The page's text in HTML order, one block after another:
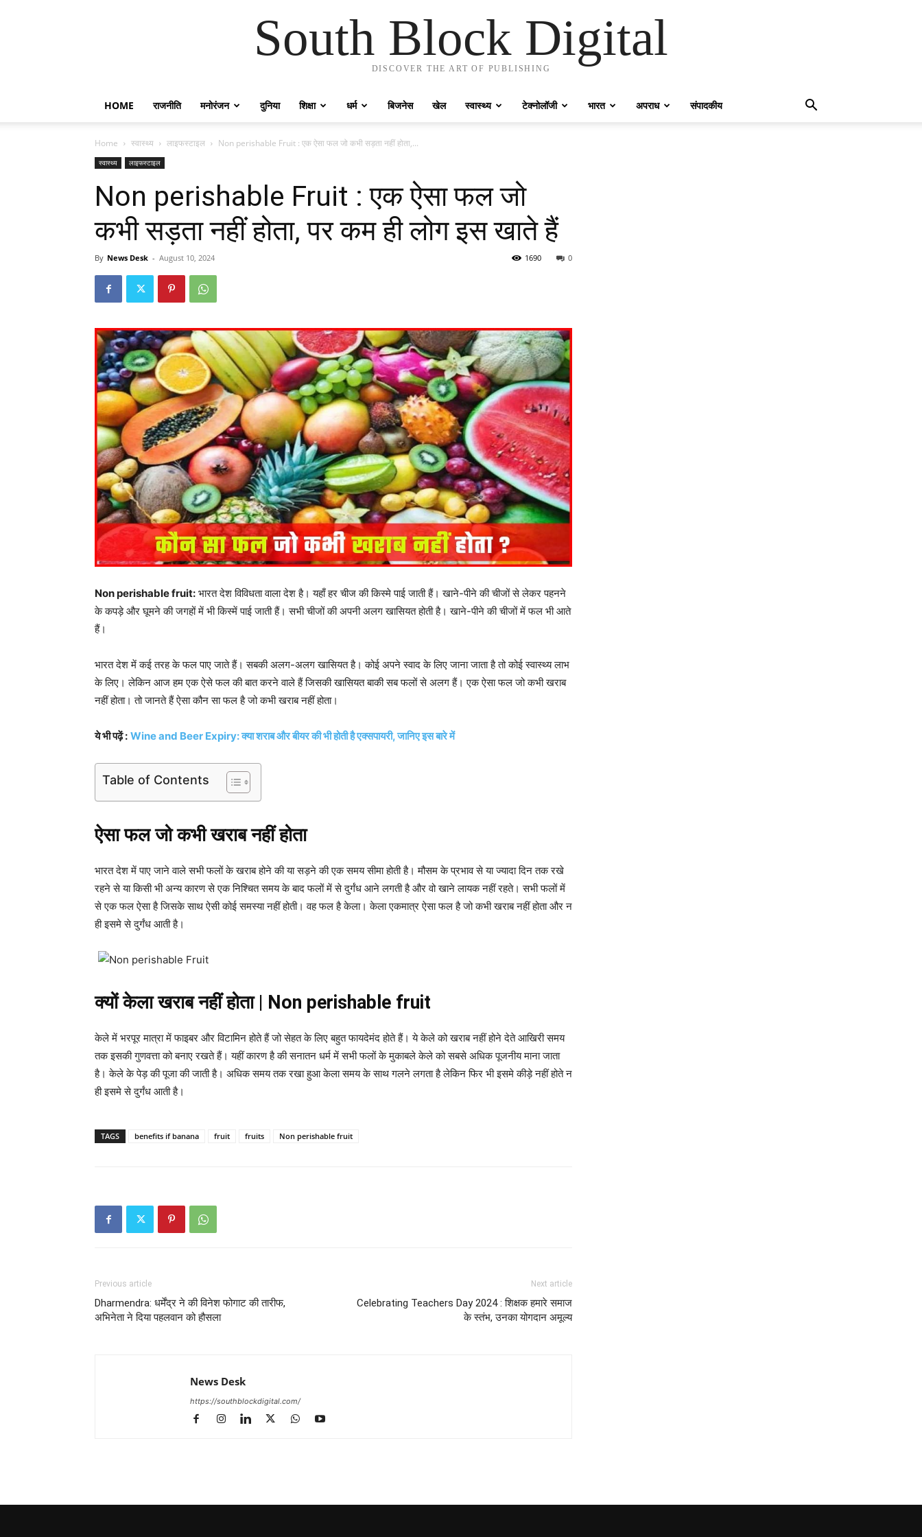
South Block Digital
DISCOVER THE ART OF PUBLISHING
HOME राजनीति मनोरंजन दुनिया शिक्षा धर्म बिजनेस खेल स्वास्थ्य टेक्नोलॉजी भारत अपराध संपादकीय
Home स्वास्थ्य लाइफस्टाइल Non perishable Fruit : एक ऐसा फल जो कभी सड़ता नहीं होता,...
स्वास्थ्य लाइफस्टाइल
Non perishable Fruit : एक ऐसा फल जो
कभी सड़ता नहीं होता, पर कम ही लोग इस खाते हैं
By News Desk - August 10, 2024 0
1690
Non perishable fruit: भारत देश विविधता वाला देश है। यहाँ हर चीज की किस्मे पाई जाती हैं। खाने-पीने की चीजों से लेकर पहनने
के कपड़े और घूमने की जगहों में भी किस्में पाई जाती हैं। सभी चीजों की अपनी अलग खासियत होती है। खाने-पीने की चीजों में फल भी आते
हैं।
भारत देश में कई तरह के फल पाए जाते हैं। सबकी अलग-अलग खासियत है। कोई अपने स्वाद के लिए जाना जाता है तो कोई स्वास्थ्य लाभ
के लिए। लेकिन आज हम एक ऐसे फल की बात करने वाले हैं जिसकी खासियत बाकी सब फलों से अलग हैं। एक ऐसा फल जो कभी खराब
नहीं होता। तो जानते हैं ऐसा कौन सा फल है जो कभी खराब नहीं होता।
ये भी पढ़ें : Wine and Beer Expiry: क्या शराब और बीयर की भी होती है एक्सपायरी, जानिए इस बारे में
Table of Contents
ऐसा फल जो कभी खराब नहीं होता
भारत देश में पाए जाने वाले सभी फलों के खराब होने की या सड़ने की एक समय सीमा होती है। मौसम के प्रभाव से या ज्यादा दिन तक रखे
रहने से या किसी भी अन्य कारण से एक निश्चित समय के बाद फलों में से दुर्गंध आने लगती है और वो खाने लायक नहीं रहते। सभी फलों में
से एक फल ऐसा है जिसके साथ ऐसी कोई समस्या नहीं होती। वह फल है केला। केला एकमात्र ऐसा फल है जो कभी खराब नहीं होता और न
ही इसमे से दुर्गंध आती है।
क्यों केला खराब नहीं होता | Non perishable fruit
केले में भरपूर मात्रा में फाइबर और विटामिन होते हैं जो सेहत के लिए बहुत फायदेमंद होते हैं। ये केले को खराब नहीं होने देते आखिरी समय
तक इसकी गुणवत्ता को बनाए रखते हैं। यहीं कारण है की सनातन धर्म में सभी फलों के मुकाबले केले को सबसे अधिक पूजनीय माना जाता
है। केले के पेड़ की पूजा की जाती है। अधिक समय तक रखा हुआ केला समय के साथ गलने लगता है लेकिन फिर भी इसमे कीड़े नहीं होते न
ही इसमे से दुर्गंध आती है।
TAGS benefits if banana fruit fruits Non perishable fruit
Previous article
Dharmendra: धर्मेंद्र ने की विनेश फोगाट की तारीफ,
अभिनेता ने दिया पहलवान को हौसला
Next article
Celebrating Teachers Day 2024 : शिक्षक हमारे समाज
के स्तंभ, उनका योगदान अमूल्य
News Desk
https://southblockdigital.com/